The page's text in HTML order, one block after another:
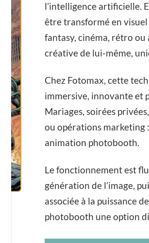
l’intelligence artificielle.
être transformé en
fantasy, cinéma, rétro
créative de lui-même,
Chez Fotomax, cette
immersive, innovante et
Mariages, soirées
ou opérations
animation photobooth.
Le fonctionnement est
génération de l’image,
associée à la puissance
photobooth une option